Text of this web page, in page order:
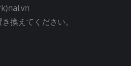
換えてください。